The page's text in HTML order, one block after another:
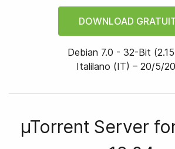
DOWNLOAD
Debian 7.0 - 32-bit (
Italilano (IT) – 20/5/
µTorrent Server